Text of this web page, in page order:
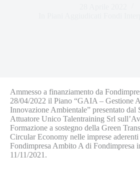
Ammesso a finanziamento da
28/04/2022 il Piano “GAIA – Gestione
Innovazione Ambientale” presentato dal
Attuatore Unico Talentraining Srl
Formazione a sostegno della Green
Circular Economy nelle imprese
Fondimpresa Ambito A di Fondimpresa
11/11/2021.